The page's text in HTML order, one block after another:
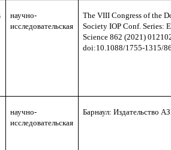
научно-
исследовательская
The VIII Congress of the
Society IOP Conf. Series:
Science 862 (2021)
doi:10.1088/1755-1315/
научно-
исследовательская
Барнаул: Издательство